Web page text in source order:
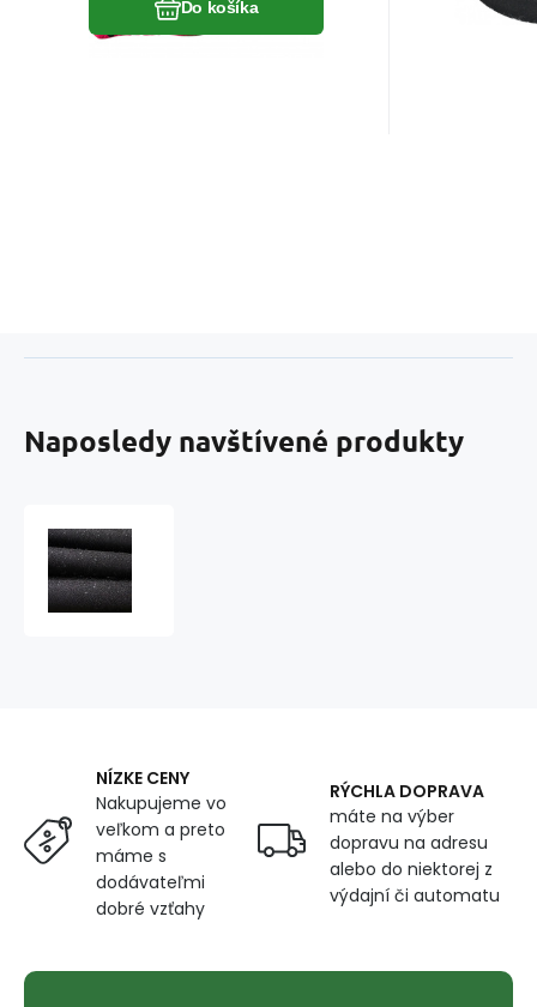
Do košíka
Naposledy navštívené produkty
NÍZKE CENY
Nakupujeme vo
veľkom a preto
máme s
dodávateľmi
dobré vzťahy
RÝCHLA DOPRAVA
máte na výber
dopravu na adresu
alebo do niektorej z
výdajní či automatu